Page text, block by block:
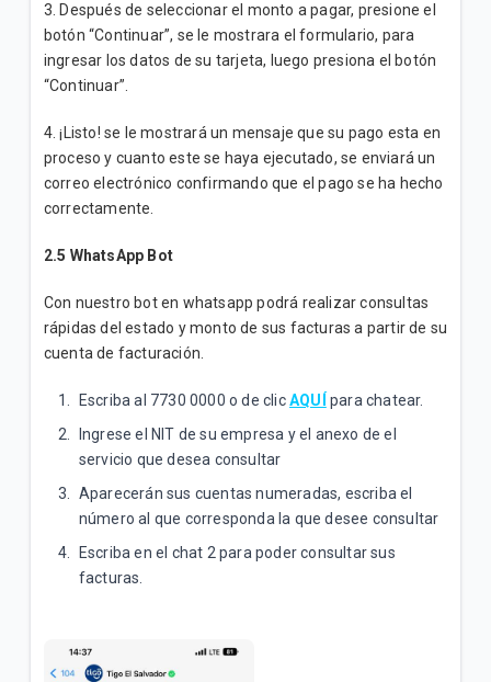
3. Después de seleccionar el monto a pagar, presione el
botón “Continuar”, se le mostrara el formulario, para
ingresar los datos de su tarjeta, luego presiona el botón
“Continuar”.
4. ¡Listo! se le mostrará un mensaje que su pago esta en
proceso y cuanto este se haya ejecutado, se enviará un
correo electrónico confirmando que el pago se ha hecho
correctamente.
2.5 WhatsApp Bot
Con nuestro bot en whatsapp podrá realizar consultas
rápidas del estado y monto de sus facturas a partir de su
cuenta de facturación.
Escriba al 7730 0000 o de clicAQUÍ para chatear.
Ingrese el NIT de su empresa y el anexo de el
servicio que desea consultar
Aparecerán sus cuentas numeradas, escriba el
número al que corresponda la que desee consultar
Escriba en el chat 2 para poder consultar sus
facturas.